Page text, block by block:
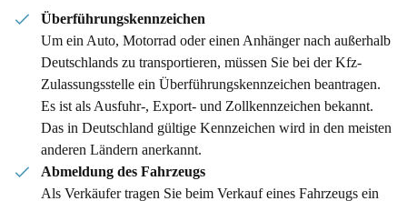
Überführungskennzeichen
Um ein Auto, Motorrad oder einen Anhänger nach außerhalb
Deutschlands zu transportieren, müssen Sie bei der Kfz-
Zulassungsstelle ein Überführungskennzeichen beantragen.
Es ist als Ausfuhr-, Export- und Zollkennzeichen bekannt.
Das in Deutschland gültige Kennzeichen wird in den meisten
anderen Ländern anerkannt.
Abmeldung des Fahrzeugs
Als Verkäufer tragen Sie beim Verkauf eines Fahrzeugs ein